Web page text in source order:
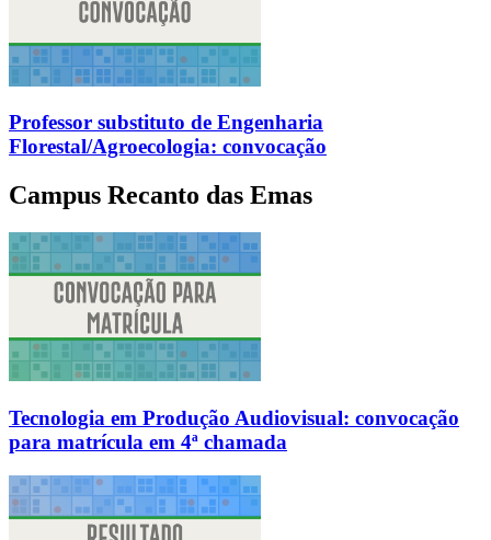
Professor substituto de Engenharia
Florestal/Agroecologia: convocação
Campus Recanto das Emas
Tecnologia em Produção Audiovisual: convocação
para matrícula em 4ª chamada